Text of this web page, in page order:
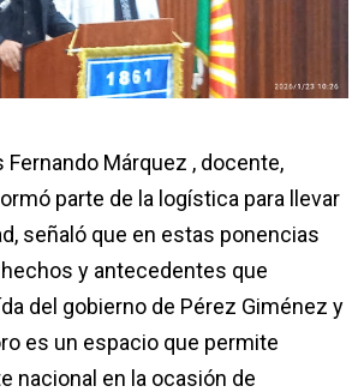
Fernando Márquez , docente,
parte de la logística para llevar
señaló que en estas ponencias
y antecedentes que
del gobierno de Pérez Giménez y
es un espacio que permite
nacional en la ocasión de